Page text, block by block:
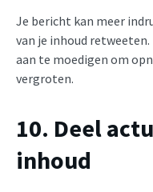
Je bericht kan meer
van je inhoud
aan te moedigen om
vergroten.
10. Deel
inhoud